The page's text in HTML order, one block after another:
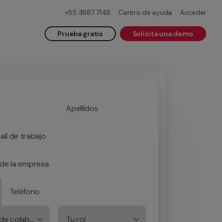
+55 3687 7148 Centro de ayuda Acceder
Prueba gratis Solicita una demo
Apellidos
de trabajo
la empresa
Teléfono
Número de colaboradores/as Tu rol